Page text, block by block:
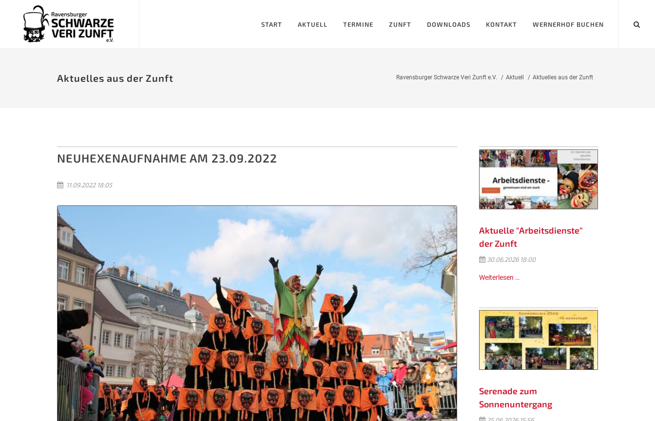
START AKTUELL TERMINE ZUNFT DOWNLOADS KONTAKT WERNERHOF BUCHEN
Aktuelles aus der Zunft Ravensburger Schwarze Veri Zunft e.V. Aktuell Aktuelles aus der Zunft
NEUHEXENAUFNAHME AM 23.09.2022
11.09.2022 18:05
Aktuelle "Arbeitsdienste"
der Zunft
30.06.2026 18:00
Weiterlesen …
Serenade zum
Sonnenuntergang